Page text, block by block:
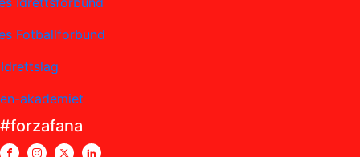
Fotballforbund
akademiet
#forzafana